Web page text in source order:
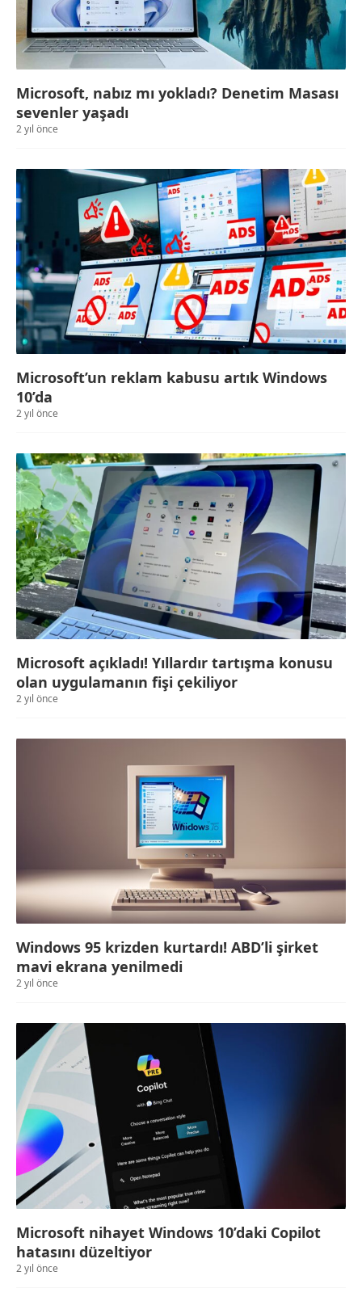
Microsoft, nabız mı yokladı? Denetim Masası
sevenler yaşadı
2 yıl önce
Microsoft’un reklam kabusu artık Windows
10’da
2 yıl önce
Microsoft açıkladı! Yıllardır tartışma konusu
olan uygulamanın fişi çekiliyor
2 yıl önce
Windows 95 krizden kurtardı! ABD’li şirket
mavi ekrana yenilmedi
2 yıl önce
Microsoft nihayet Windows 10’daki Copilot
hatasını düzeltiyor
2 yıl önce